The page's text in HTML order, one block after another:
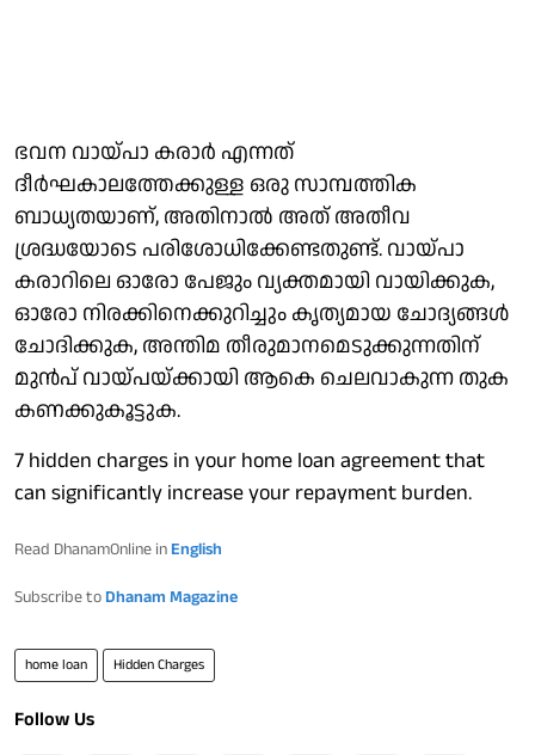
ഭവന വായ്പാ കരാര്‍ എന്നത്
ദീര്‍ഘകാലത്തേക്കുള്ള ഒരു സാമ്പത്തിക
ബാധ്യതയാണ്, അതിനാല്‍ അത് അതീവ
ശ്രദ്ധയോടെ പരിശോധിക്കേണ്ടതുണ്ട്. വായ്പാ
കരാറിലെ ഓരോ പേജും വ്യക്തമായി വായിക്കുക,
ഓരോ നിരക്കിനെക്കുറിച്ചും കൃത്യമായ ചോദ്യങ്ങള്‍
ചോദിക്കുക, അന്തിമ തീരുമാനമെടുക്കുന്നതിന്
മുന്‍പ് വായ്പയ്ക്കായി ആകെ ചെലവാകുന്ന തുക
കണക്കുകൂട്ടുക.
7 hidden charges in your home loan agreement that
can significantly increase your repayment burden.
Read DhanamOnline in English
Subscribe to Dhanam Magazine
home loan Hidden Charges
Follow Us